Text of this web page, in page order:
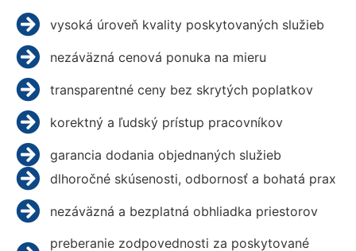
vysoká úroveň kvality poskytovaných služieb
nezáväzná cenová ponuka na mieru
transparentné ceny bez skrytých poplatkov
korektný a ľudský prístup pracovníkov
garancia dodania objednaných služieb
dlhoročné skúsenosti, odbornosť a bohatá prax
nezáväzná a bezplatná obhliadka priestorov
preberanie zodpovednosti za poskytované